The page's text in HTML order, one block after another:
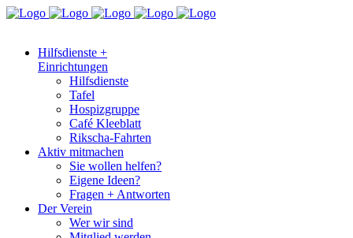
Hilfsdienste +
Einrichtungen
Hilfsdienste
Tafel
Hospizgruppe
Café Kleeblatt
Rikscha-Fahrten
Aktiv mitmachen
Sie wollen helfen?
Eigene Ideen?
Fragen + Antworten
Der Verein
Wer wir sind